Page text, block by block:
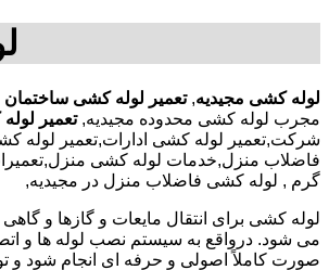
لوله کشی مجیدیه,تعمیر لوله کشی ساختمان
مجرب لوله کشی محدوده مجیدیه,تعمیر
شرکت,تعمیر لوله کشی ادارات,تعمیر لوله
فاضلاب منزل,خدمات لوله کشی
گرم , لوله کشی فاضلاب منزل در مجیدیه,
لوله کشی برای انتقال مایعات و گازها و
می شود. درواقع به سیستم نصب لوله ها و
صورت کاملاً اصولی و حرفه ای انجام شود و